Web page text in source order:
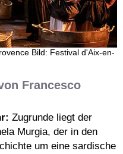
Bild: Festival d'Aix-en-
Francesco
Zugrunde liegt der
Murgia, der in den
um eine sardische